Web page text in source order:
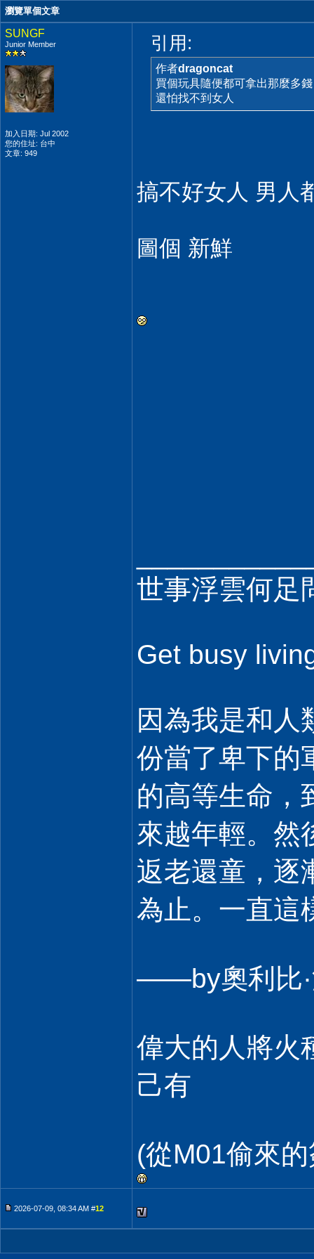
瀏覽單個文章
SUNGF
Junior Member
加入日期: Jul 2002
您的住址: 台中
文章: 949
引用:
作者dragoncat
買個玩具隨便都可拿出那麼多錢
還怕找不到女人
搞不好女人 男人
圖個 新鮮
世事浮雲何足
Get busy
因為我是和人
份當了卑下的
的高等生命，
來越年輕。然
返老還童，逐
為止。一直這
——by奧利比·
偉大的人將火
己有
(從M01偷來
2026-07-09, 08:34 AM #12